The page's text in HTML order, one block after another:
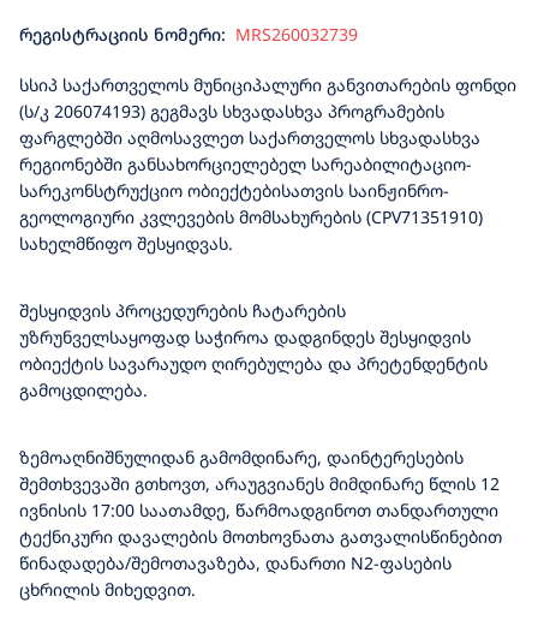
რეგისტრაციის ნომერი: MRS260032739
სსიპ საქართველოს მუნიციპალური განვითარების ფონდი
(ს/კ 206074193) გეგმავს სხვადასხვა პროგრამების
ფარგლებში აღმოსავლეთ საქართველოს სხვადასხვა
რეგიონებში განსახორციელებელ სარეაბილიტაციო-
სარეკონსტრუქციო ობიექტებისათვის საინჟინრო-
გეოლოგიური კვლევების მომსახურების (CPV71351910)
სახელმწიფო შესყიდვას.
შესყიდვის პროცედურების ჩატარების
უზრუნველსაყოფად საჭიროა დადგინდეს შესყიდვის
ობიექტის სავარაუდო ღირებულება და პრეტენდენტის
გამოცდილება.
ზემოაღნიშნულიდან გამომდინარე, დაინტერესების
შემთხვევაში გთხოვთ, არაუგვიანეს მიმდინარე წლის 12
ივნისის 17:00 საათამდე, წარმოადგინოთ თანდართული
ტექნიკური დავალების მოთხოვნათა გათვალისწინებით
წინადადება/შემოთავაზება, დანართი N2-ფასების
ცხრილის მიხედვით.